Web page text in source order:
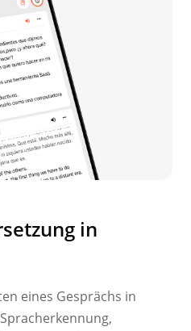
in
eines Gesprächs in